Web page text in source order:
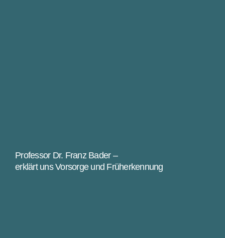
Professor Dr. Franz Bader –
erklärt uns Vorsorge und Früherkennung